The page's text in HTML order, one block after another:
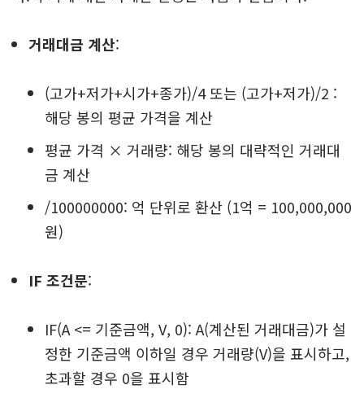
거래대금 계산:
(고가+저가+시가+종가)/4 또는 (고가+저가)/2 :
해당 봉의 평균 가격을 계산
평균 가격 × 거래량: 해당 봉의 대략적인 거래대
금 계산
/100000000: 억 단위로 환산 (1억 = 100,000,000
원)
IF 조건문:
IF(A <= 기준금액, V, 0): A(계산된 거래대금)가 설
정한 기준금액 이하일 경우 거래량(V)을 표시하고,
초과할 경우 0을 표시함